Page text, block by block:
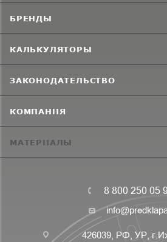
БРЕНДЫ
КАЛЬКУЛЯТОРЫ
ЗАКОНОДАТЕЛЬСТВО
КОМПАНИЯ
МАТЕРИАЛЫ
8 800 250 05
426039, РФ, УР,